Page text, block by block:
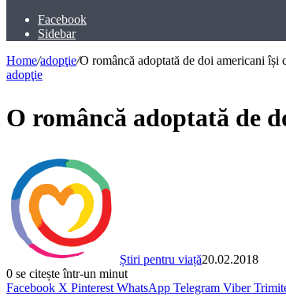
Facebook
Sidebar
Home/adopţie/O româncă adoptată de doi americani
adopţie
O româncă adoptată de
Știri pentru viață20.02.2018
0 se citește într-un minut
Facebook X Pinterest WhatsApp Telegram Viber